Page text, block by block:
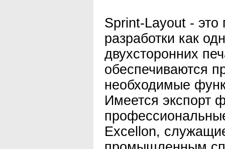
Sprint-Layout -
разработки как
двухсторонних
обеспечиваются
необходимые
Имеется экспорт
Excellon,